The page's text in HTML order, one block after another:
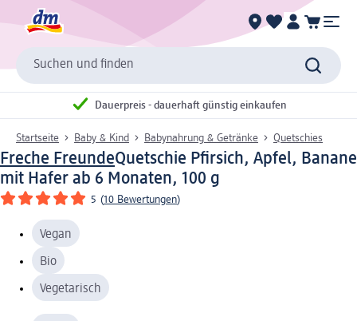
Suchen und finden
Dauerpreis - dauerhaft günstig einkaufen
Startseite Baby & Kind Babynahrung & Getränke Quetschies
Freche FreundeQuetschie Pfirsich, Apfel, Banane
mit Hafer ab 6 Monaten, 100 g
5 (10 Bewertungen)
Vegan
Bio
Vegetarisch